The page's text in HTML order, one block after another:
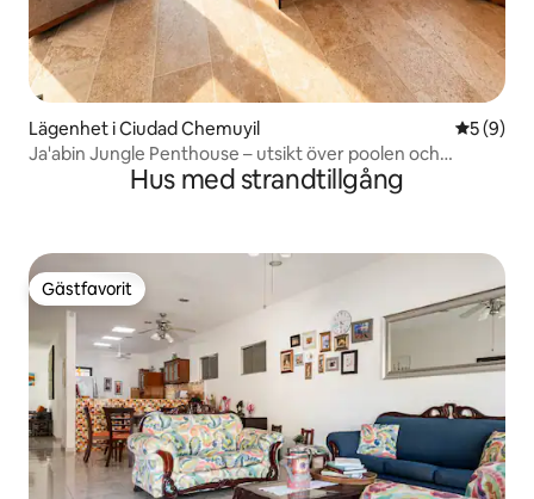
Lägenhet i Ciudad Chemuyil 5 av 5 i
5 (9)
Ja'abin Jungle Penthouse – utsikt över poolen och
Hus med strandtillgång
Gästfavorit
Gästfavorit